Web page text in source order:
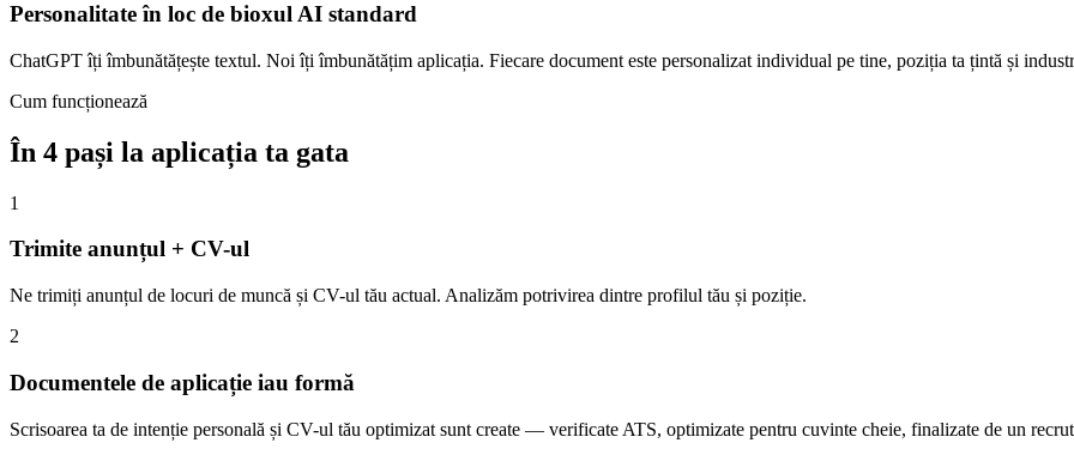
Personalitate în loc de bioxul AI standard
ChatGPT îți îmbunătățește textul. Noi îți îmbunătățim aplicația. Fiecare document este personalizat individual pe tine, poziția ta țintă și
Cum funcționează
În 4 pași la aplicația ta gata
1
Trimite anunțul + CV-ul
Ne trimiți anunțul de locuri de muncă și CV-ul tău actual. Analizăm potrivirea dintre profilul tău și poziție.
2
Documentele de aplicație iau formă
Scrisoarea ta de intenție personală și CV-ul tău optimizat sunt create — verificate ATS, optimizate pentru cuvinte cheie, finalizate de un